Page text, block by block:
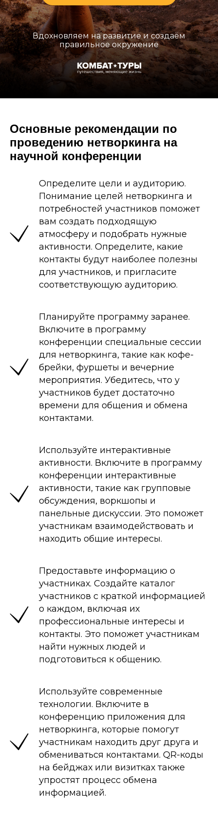
Вдохновляем на развитие и создаём
правильное окружение
Основные рекомендации по
проведению нетворкинга на
научной конференции
Определите цели и аудиторию.
Понимание целей нетворкинга и
потребностей участников поможет
вам создать подходящую
атмосферу и подобрать нужные
активности. Определите, какие
контакты будут наиболее полезны
для участников, и пригласите
соответствующую аудиторию.
Планируйте программу заранее.
Включите в программу
конференции специальные сессии
для нетворкинга, такие как кофе-
брейки, фуршеты и вечерние
мероприятия. Убедитесь, что у
участников будет достаточно
времени для общения и обмена
контактами.
Используйте интерактивные
активности. Включите в программу
конференции интерактивные
активности, такие как групповые
обсуждения, воркшопы и
панельные дискуссии. Это поможет
участникам взаимодействовать и
находить общие интересы.
Предоставьте информацию о
участниках. Создайте каталог
участников с краткой информацией
о каждом, включая их
профессиональные интересы и
контакты. Это поможет участникам
найти нужных людей и
подготовиться к общению.
Используйте современные
технологии. Включите в
конференцию приложения для
нетворкинга, которые помогут
участникам находить друг друга и
обмениваться контактами. QR-коды
на бейджах или визитках также
упростят процесс обмена
информацией.